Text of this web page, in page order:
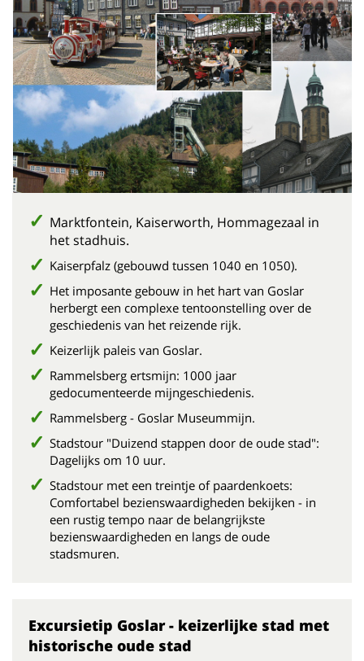
Marktfontein, Kaiserworth, Hommagezaal in
het stadhuis.
Kaiserpfalz (gebouwd tussen 1040 en 1050).
Het imposante gebouw in het hart van Goslar
herbergt een complexe tentoonstelling over de
geschiedenis van het reizende rijk.
Keizerlijk paleis van Goslar.
Rammelsberg ertsmijn: 1000 jaar
gedocumenteerde mijngeschiedenis.
Rammelsberg - Goslar Museummijn.
Stadstour "Duizend stappen door de oude stad":
Dagelijks om 10 uur.
Stadstour met een treintje of paardenkoets:
Comfortabel bezienswaardigheden bekijken - in
een rustig tempo naar de belangrijkste
bezienswaardigheden en langs de oude
stadsmuren.
Excursietip Goslar - keizerlijke stad met
historische oude stad